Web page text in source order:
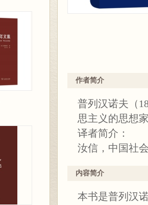
作者简介
普列汉诺夫（
思主义的思想
译者简介：
汝信，中国社
内容简介
本书是普列汉